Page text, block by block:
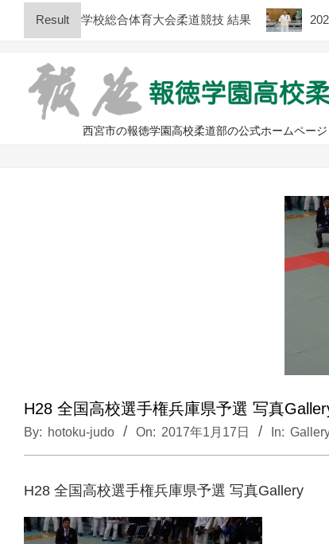
Result
県高等学校総合体育大会柔道競技 結果 2026年
西宮市の報徳学園高校柔道部の公式ホームページ
H28 全国高校選手権兵庫県予選 写真
By: hotoku-judo On: 2017年1月17日 In:
H28 全国高校選手権兵庫県予選 写真Gallery